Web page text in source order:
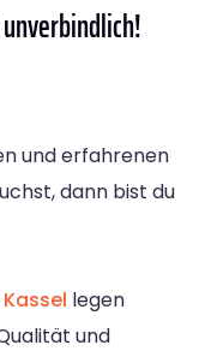
und erfahrenen
dann bist du
legen
und